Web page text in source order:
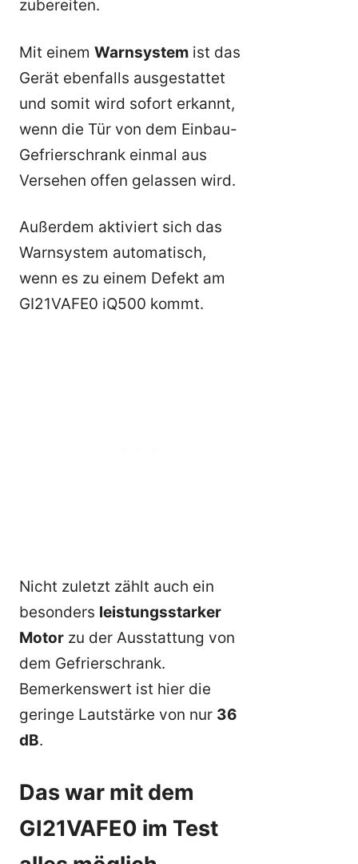
zubereiten.
Mit einem Warnsystem ist das
Gerät ebenfalls ausgestattet
und somit wird sofort erkannt,
wenn die Tür von dem Einbau-
Gefrierschrank einmal aus
Versehen offen gelassen wird.
Außerdem aktiviert sich das
Warnsystem automatisch,
wenn es zu einem Defekt am
GI21VAFE0 iQ500 kommt.
Nicht zuletzt zählt auch ein
besonders leistungsstarker
Motor zu der Ausstattung von
dem Gefrierschrank.
Bemerkenswert ist hier die
geringe Lautstärke von nur 36
dB.
Das war mit dem
GI21VAFE0 im Test